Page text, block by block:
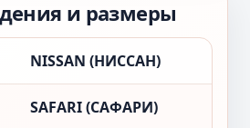
и размеры
NISSAN (НИССАН)
SAFARI (САФАРИ)